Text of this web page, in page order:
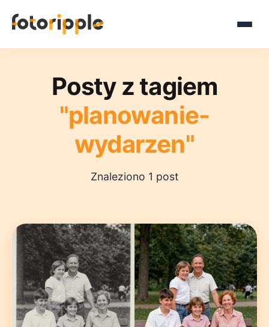
Posty z tagiem
"planowanie-
wydarzen"
Znaleziono 1 post